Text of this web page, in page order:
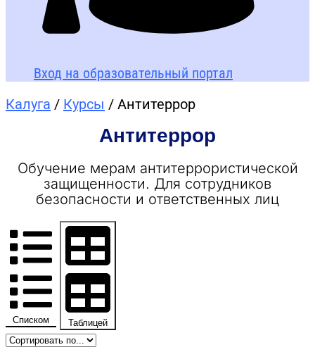
Вход на образовательный портал
Калуга / Курсы / Антитеррор
Антитеррор
Обучение мерам антитеррористической
защищенности. Для сотрудников
безопасности и ответственных лиц
Списком Таблицей